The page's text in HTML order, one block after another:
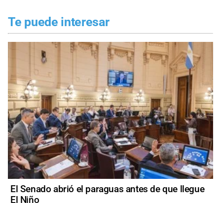
Te puede interesar
El Senado abrió el paraguas antes de que llegue
El Niño